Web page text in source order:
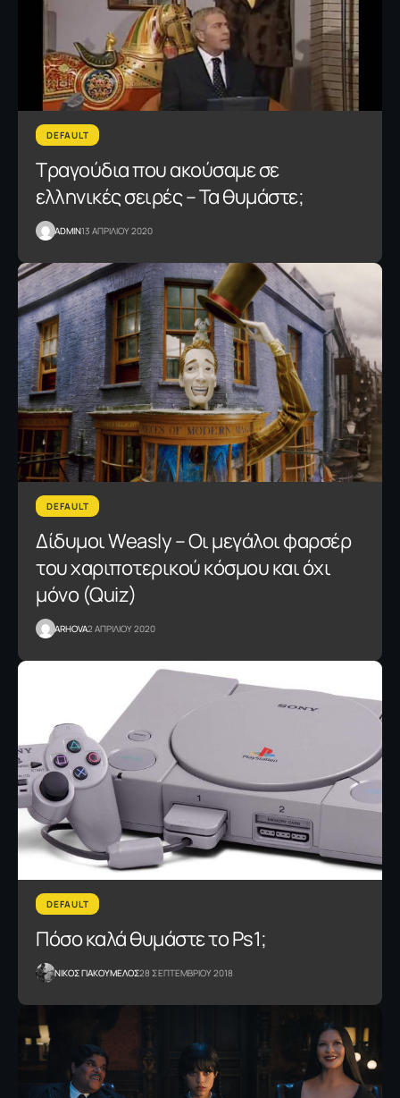
DEFAULT
Τραγούδια που ακούσαμε σε
ελληνικές σειρές – Τα θυμάστε;
ADMIN13 ΑΠΡΙΛΙΟΥ 2020
DEFAULT
Δίδυμοι Weasly – Οι μεγάλοι φαρσέρ
του χαριποτερικού κόσμου και όχι
μόνο (Quiz)
ARHOVA2 ΑΠΡΙΛΙΟΥ 2020
DEFAULT
Πόσο καλά θυμάστε το Ps1;
NΙΚΟΣ ΓΙΑΚΟΥΜΕΛΟΣ28 ΣΕΠΤΕΜΒΡΙΟΥ 2018